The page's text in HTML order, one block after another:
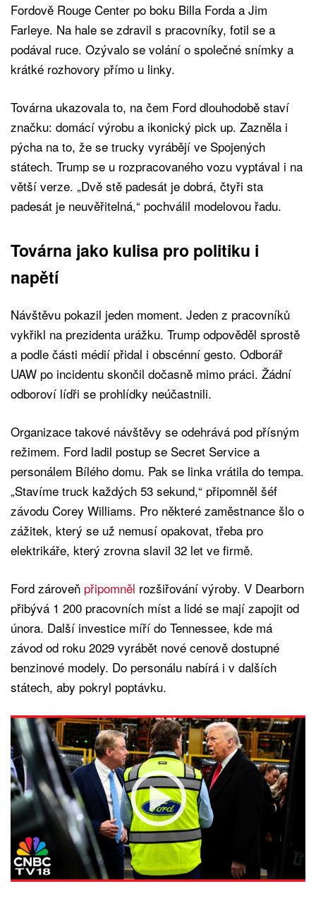
Fordově Rouge Center po boku Billa Forda a Jim
Farleye. Na hale se zdravil s pracovníky, fotil se a
podával ruce. Ozývalo se volání o společné snímky a
krátké rozhovory přímo u linky.
Továrna ukazovala to, na čem Ford dlouhodobě staví
značku: domácí výrobu a ikonický pick up. Zazněla i
pýcha na to, že se trucky vyrábějí ve Spojených
státech. Trump se u rozpracovaného vozu vyptával i na
větší verze. „Dvě stě padesát je dobrá, čtyři sta
padesát je neuvěřitelná,“ pochválil modelovou řadu.
Továrna jako kulisa pro politiku i
napětí
Návštěvu pokazil jeden moment. Jeden z pracovníků
vykřikl na prezidenta urážku. Trump odpověděl sprostě
a podle části médií přidal i obscénní gesto. Odborář
UAW po incidentu skončil dočasně mimo práci. Žádní
odboroví lídři se prohlídky neúčastnili.
Organizace takové návštěvy se odehrává pod přísným
režimem. Ford ladil postup se Secret Service a
personálem Bílého domu. Pak se linka vrátila do tempa.
„Stavíme truck každých 53 sekund,“ připomněl šéf
závodu Corey Williams. Pro některé zaměstnance šlo o
zážitek, který se už nemusí opakovat, třeba pro
elektrikáře, který zrovna slavil 32 let ve firmě.
Ford zároveň připomněl rozšiřování výroby. V Dearborn
přibývá 1 200 pracovních míst a lidé se mají zapojit od
února. Další investice míří do Tennessee, kde má
závod od roku 2029 vyrábět nové cenově dostupné
benzinové modely. Do personálu nabírá i v dalších
státech, aby pokryl poptávku.